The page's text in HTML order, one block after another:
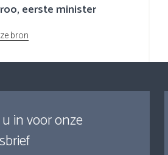
eerste minister
bron
in voor onze